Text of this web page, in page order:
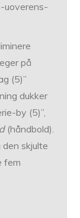
uoverens­
på
(5)”
dukker
by (5)”,
(håndbold).
skjulte
fem